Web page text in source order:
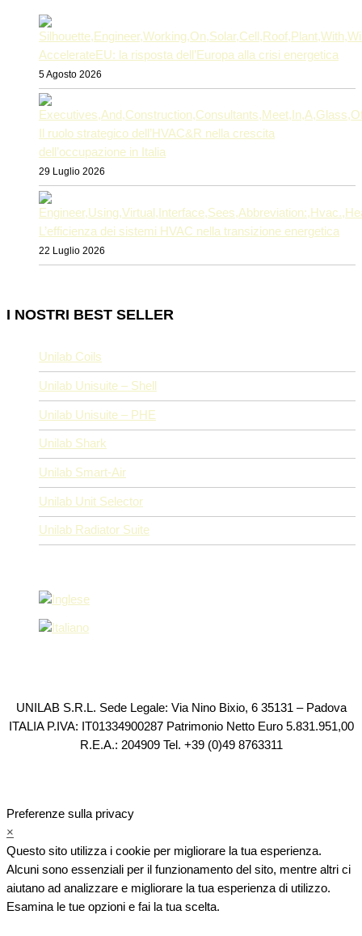
AccelerateEU: la risposta dell’Europa alla crisi energetica
5 Agosto 2026
Il ruolo strategico dell’HVAC&R nella crescita
dell’occupazione in Italia
29 Luglio 2026
L’efficienza dei sistemi HVAC nella transizione energetica
22 Luglio 2026
I NOSTRI BEST SELLER
Unilab Coils
Unilab Unisuite – Shell
Unilab Unisuite – PHE
Unilab Shark
Unilab Smart-Air
Unilab Unit Selector
Unilab Radiator Suite
UNILAB S.R.L. Sede Legale: Via Nino Bixio, 6 35131 – Padova
ITALIA P.IVA: IT01334900287 Patrimonio Netto Euro 5.831.951,00
R.E.A.: 204909 Tel. +39 (0)49 8763311
Preferenze sulla privacy
×
Questo sito utilizza i cookie per migliorare la tua esperienza.
Alcuni sono essenziali per il funzionamento del sito, mentre altri ci
aiutano ad analizzare e migliorare la tua esperienza di utilizzo.
Esamina le tue opzioni e fai la tua scelta.